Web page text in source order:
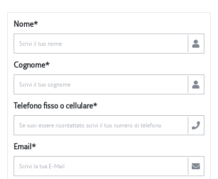
Nome*
Cognome*
Telefono fisso o cellulare*
Email*